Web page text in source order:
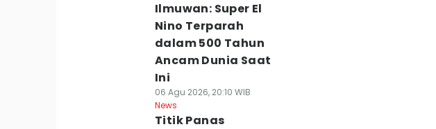
Ilmuwan: Super El
Nino Terparah
dalam 500 Tahun
Ancam Dunia Saat
Ini
06 Agu 2026, 20:10 WIB
News
Titik Panas